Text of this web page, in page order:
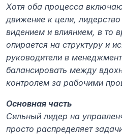
Хотя оба процесса
движение к цели,
видением и влиянием, в то
опирается на структуру и
руководители в
балансировать между
контролем за рабочими
Основная часть
Сильный лидер на
просто распределяет